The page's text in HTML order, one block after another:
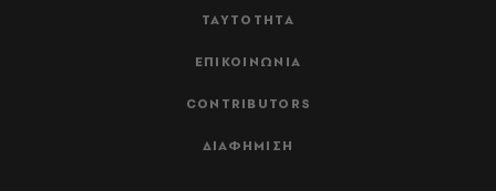
ΤΑΥΤΟΤΗΤΑ
ΕΠΙΚΟΙΝΩΝΙΑ
CONTRIBUTORS
ΔΙΑΦΗΜΙΣΗ